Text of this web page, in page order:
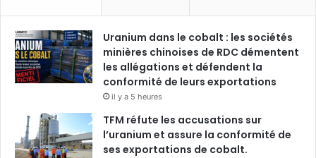
Uranium dans le cobalt : les sociétés
minières chinoises de RDC démentent
les allégations et défendent la
conformité de leurs exportations
il y a 5 heures
TFM réfute les accusations sur
l’uranium et assure la conformité de
ses exportations de cobalt.